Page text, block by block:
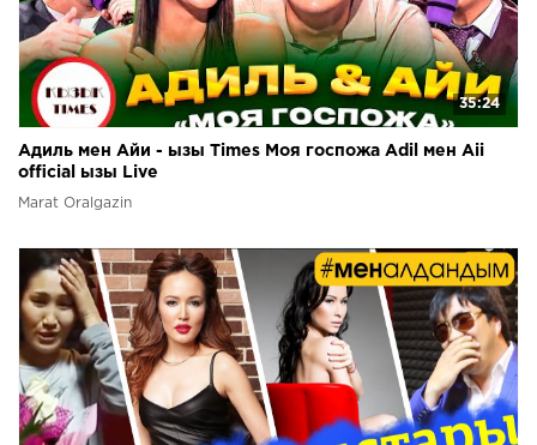
35:24
Адиль мен Айи - ызы Times Моя госпожа Adil мен Aii
official ызы Live
Marat Oralgazin